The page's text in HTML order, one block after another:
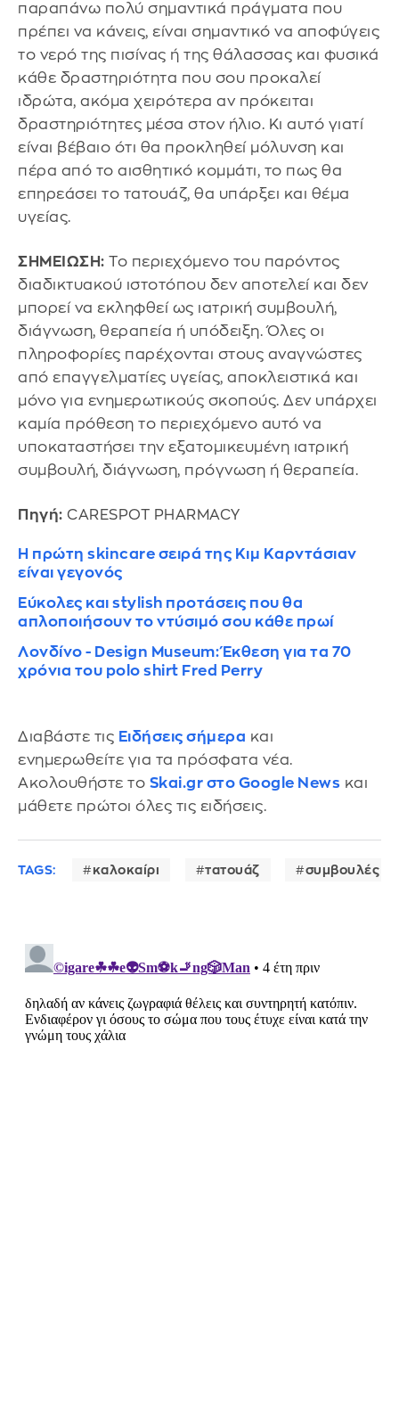
παραπάνω πολύ σημαντικά πράγματα που
πρέπει να κάνεις, είναι σημαντικό να αποφύγεις
το νερό της πισίνας ή της θάλασσας και φυσικά
κάθε δραστηριότητα που σου προκαλεί
ιδρώτα, ακόμα χειρότερα αν πρόκειται
δραστηριότητες μέσα στον ήλιο. Κι αυτό γιατί
είναι βέβαιο ότι θα προκληθεί μόλυνση και
πέρα από το αισθητικό κομμάτι, το πως θα
επηρεάσει το τατουάζ, θα υπάρξει και θέμα
υγείας.
ΣΗΜΕΙΩΣΗ: Το περιεχόμενο του παρόντος
διαδικτυακού ιστοτόπου δεν αποτελεί και δεν
μπορεί να εκληφθεί ως ιατρική συμβουλή,
διάγνωση, θεραπεία ή υπόδειξη. Όλες οι
πληροφορίες παρέχονται στους αναγνώστες
από επαγγελματίες υγείας, αποκλειστικά και
μόνο για ενημερωτικούς σκοπούς. Δεν υπάρχει
καμία πρόθεση το περιεχόμενο αυτό να
υποκαταστήσει την εξατομικευμένη ιατρική
συμβουλή, διάγνωση, πρόγνωση ή θεραπεία.
Πηγή: CARESPOT PHARMACY
H πρώτη skincare σειρά της Kιμ Καρντάσιαν
είναι γεγονός
Εύκολες και stylish προτάσεις που θα
απλοποιήσουν το ντύσιμό σου κάθε πρωί
Λονδίνο - Design Museum: Έκθεση για τα 70
χρόνια του polo shirt Fred Perry
Διαβάστε τις Ειδήσεις σήμερα και
ενημερωθείτε για τα πρόσφατα νέα.
Ακολουθήστε το Skai.gr στο Google News και
μάθετε πρώτοι όλες τις ειδήσεις.
TAGS: καλοκαίρι τατουάζ συμβουλές